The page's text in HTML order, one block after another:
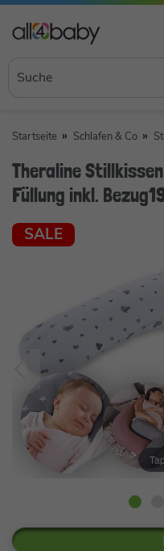
Startseite Schlafen & Co
Theraline
Füllung inkl.
SALE